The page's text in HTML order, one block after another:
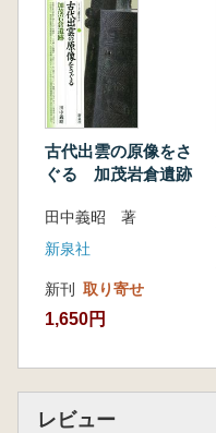
古代出雲の原像をさ
ぐる 加茂岩倉遺跡
田中義昭 著
新泉社
新刊 取り寄せ
1,650円
レビュー